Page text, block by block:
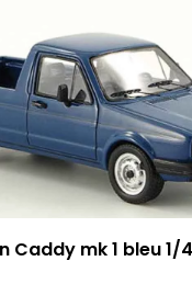
Caddy mk 1 bleu 1/